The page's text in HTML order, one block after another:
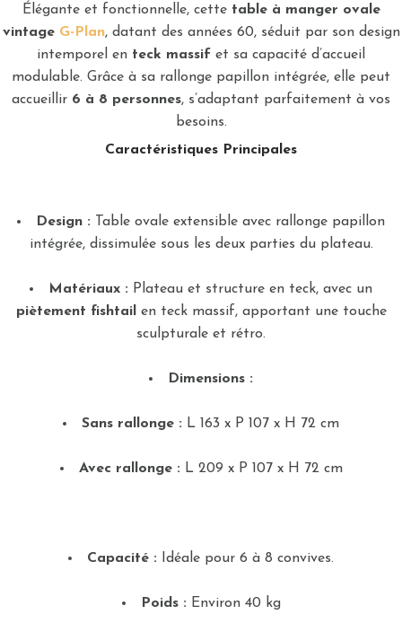
Élégante et fonctionnelle, cette table à manger ovale
vintage G-Plan, datant des années 60, séduit par son design
intemporel en teck massif et sa capacité d’accueil
modulable. Grâce à sa rallonge papillon intégrée, elle peut
accueillir 6 à 8 personnes, s’adaptant parfaitement à vos
besoins.
Caractéristiques Principales
Design : Table ovale extensible avec rallonge papillon
intégrée, dissimulée sous les deux parties du plateau.
Matériaux : Plateau et structure en teck, avec un
piètement fishtailen teck massif, apportant une touche
sculpturale et rétro.
Dimensions :
Sans rallonge : L 163 x P 107 x H 72 cm
Avec rallonge : L 209 x P 107 x H 72 cm
Capacité : Idéale pour 6 à 8 convives.
Poids : Environ 40 kg